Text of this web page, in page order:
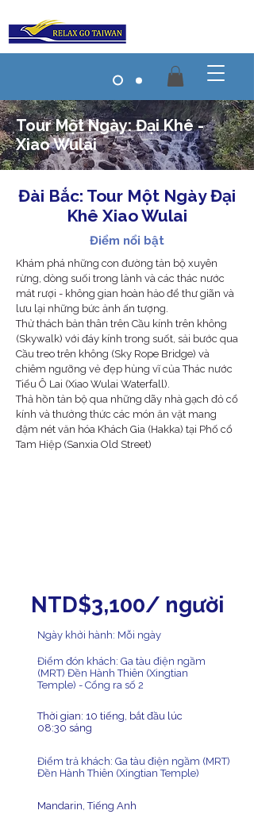
​Tour Một Ngày: Đại Khê -
Xiao Wulai
Đài Bắc: Tour Một Ngày Đại
Khê Xiao Wulai
​Điểm nổi bật
Khám phá những con đường tản bộ xuyên
rừng, dòng suối trong lành và các thác nước
mát rượi - không gian hoàn hảo để thư giãn và
lưu lại những bức ảnh ấn tượng.
Thử thách bản thân trên Cầu kính trên không
(Skywalk) với đáy kính trong suốt, sải bước qua
Cầu treo trên không (Sky Rope Bridge) và
chiêm ngưỡng vẻ đẹp hùng vĩ của Thác nước
Tiểu Ô Lai (Xiao Wulai Waterfall).
​Thả hồn tản bộ qua những dãy nhà gạch đỏ cổ
kính và thưởng thức các món ăn vặt mang
đậm nét văn hóa Khách Gia (Hakka) tại Phố cổ
Tam Hiệp (Sanxia Old Street)
NTD$3,100/ người
Ngày khởi hành: Mỗi ngày
Điểm đón khách: Ga tàu điện ngầm
(MRT) Đền Hành Thiên (Xingtian
Temple) - Cổng ra số 2
Thời gian: 10 tiếng, bắt đầu lúc
08:30 sáng
Điểm trả khách: Ga tàu điện ngầm (MRT)
Đền Hành Thiên (Xingtian Temple)
​Mandarin, Tiếng Anh